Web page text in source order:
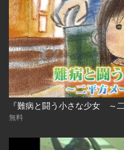
『難病と闘う小さな少女 ～
無料